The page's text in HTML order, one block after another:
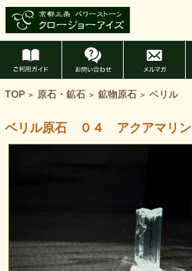
TOP > 原石・鉱石 > 鉱物原石 > ベリル
ベリル原石 ０４ アクアマリン